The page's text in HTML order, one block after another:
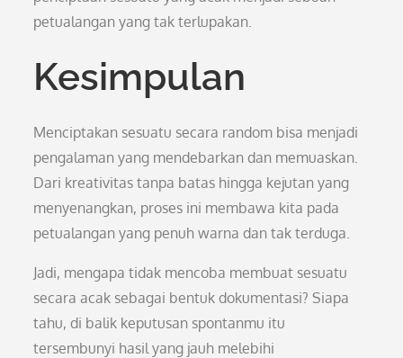
petualangan yang tak terlupakan.
Kesimpulan
Menciptakan sesuatu secara random bisa menjadi
pengalaman yang mendebarkan dan memuaskan.
Dari kreativitas tanpa batas hingga kejutan yang
menyenangkan, proses ini membawa kita pada
petualangan yang penuh warna dan tak terduga.
Jadi, mengapa tidak mencoba membuat sesuatu
secara acak sebagai bentuk dokumentasi? Siapa
tahu, di balik keputusan spontanmu itu
tersembunyi hasil yang jauh melebihi